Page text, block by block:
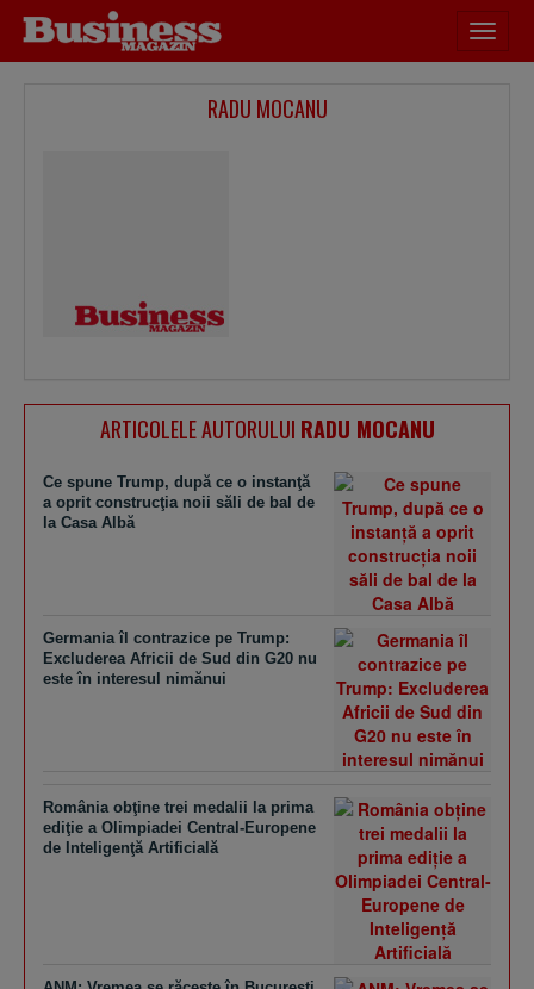
meniu
RADU MOCANU
ARTICOLELE AUTORULUI RADU MOCANU
Ce spune Trump, după ce o instanţă
a oprit construcţia noii săli de bal de
la Casa Albă
Germania îl contrazice pe Trump:
Excluderea Africii de Sud din G20 nu
este în interesul nimănui
România obţine trei medalii la prima
ediţie a Olimpiadei Central-Europene
de Inteligenţă Artificială